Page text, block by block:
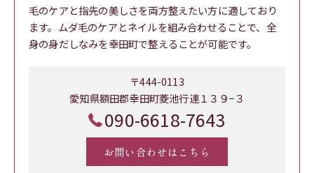
毛のケアと指先の美しさを両方整えたい方に適しており
ます。ムダ毛のケアとネイルを組み合わせることで、全
身の身だしなみを幸田町で整えることが可能です。
〒444-0113
愛知県額田郡幸田町菱池行連１３９−３
090-6618-7643
お問い合わせはこちら